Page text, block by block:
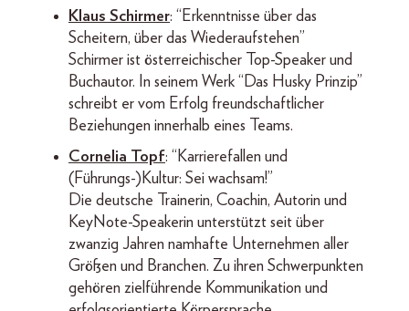
Klaus Schirmer: “Erkenntnisse über das
Scheitern, über das Wiederaufstehen”
Schirmer ist österreichischer Top-Speaker und
Buchautor. In seinem Werk “Das Husky Prinzip”
schreibt er vom Erfolg freundschaftlicher
Beziehungen innerhalb eines Teams.
Cornelia Topf: “Karrierefallen und
(Führungs-)Kultur: Sei wachsam!”
Die deutsche Trainerin, Coachin, Autorin und
KeyNote-Speakerin unterstützt seit über
zwanzig Jahren namhafte Unternehmen aller
Größen und Branchen. Zu ihren Schwerpunkten
gehören zielführende Kommunikation und